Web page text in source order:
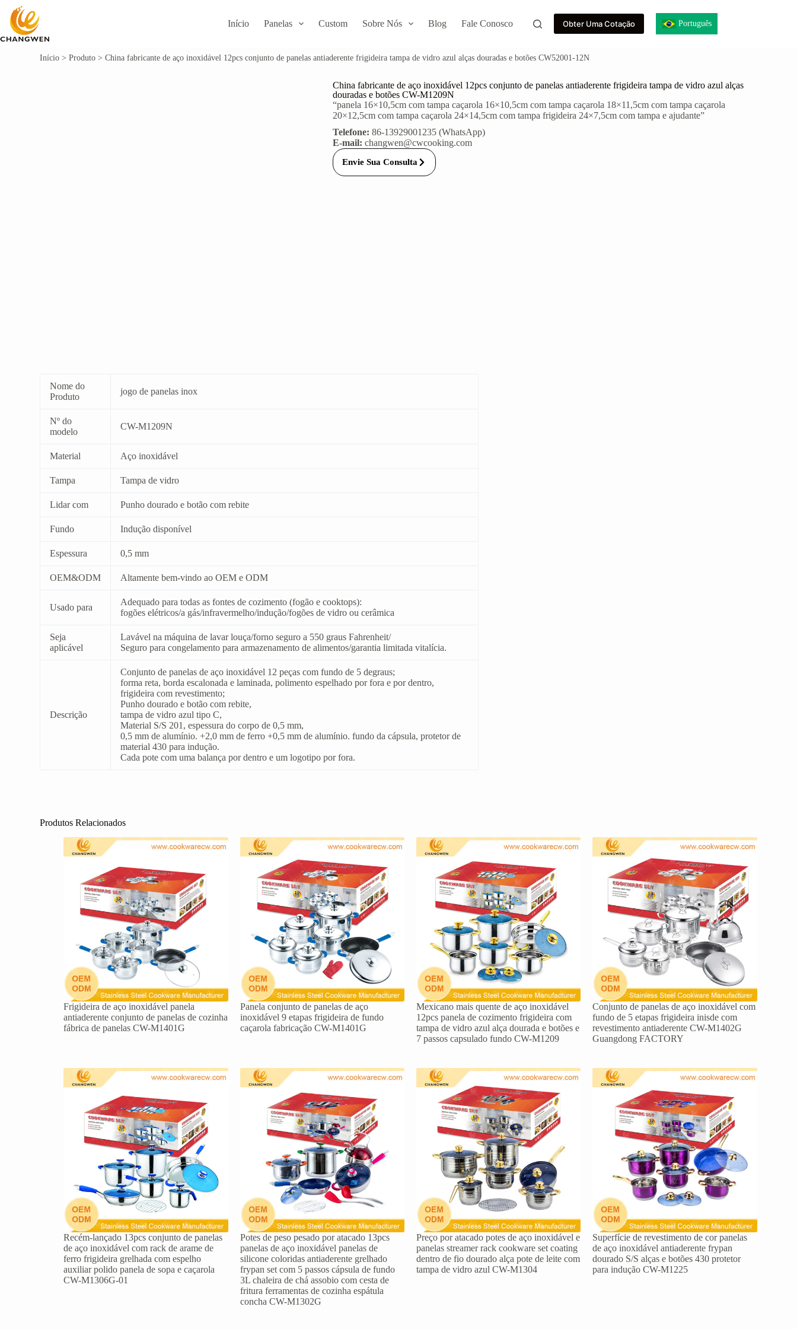
Início Panelas Custom Sobre Nós Blog Fale Conosco Obter Uma Cotação Português
Início >Produto >China fabricante de aço inoxidável 12pcs conjunto de panelas antiaderente frigideira tampa de vidro azul alças douradas e botões CW52001-12N
China fabricante de aço inoxidável 12pcs conjunto de panelas antiaderente frigideira tampa de vidro azul alças
douradas e botões CW-M1209N
“panela 16×10,5cm com tampa caçarola 16×10,5cm com tampa caçarola 18×11,5cm com tampa caçarola
20×12,5cm com tampa caçarola 24×14,5cm com tampa frigideira 24×7,5cm com tampa e ajudante”
Telefone: 86-13929001235 (WhatsApp)
E-mail: changwen@cwcooking.com
Envie Sua Consulta
Nome do
Produto
jogo de panelas inox
Nº do
modelo
CW-M1209N
Material Aço inoxidável
Tampa Tampa de vidro
Lidar com Punho dourado e botão com rebite
Fundo Indução disponível
Espessura 0,5 mm
OEM&ODM Altamente bem-vindo ao OEM e ODM
Usado para
Adequado para todas as fontes de cozimento (fogão e cooktops):
fogões elétricos/a gás/infravermelho/indução/fogões de vidro ou cerâmica
Seja
aplicável
Lavável na máquina de lavar louça/forno seguro a 550 graus Fahrenheit/
Seguro para congelamento para armazenamento de alimentos/garantia limitada vitalícia.
Descrição
Conjunto de panelas de aço inoxidável 12 peças com fundo de 5 degraus;
forma reta, borda escalonada e laminada, polimento espelhado por fora e por dentro,
frigideira com revestimento;
Punho dourado e botão com rebite,
tampa de vidro azul tipo C,
Material S/S 201, espessura do corpo de 0,5 mm,
0,5 mm de alumínio. +2,0 mm de ferro +0,5 mm de alumínio. fundo da cápsula, protetor de
material 430 para indução.
Cada pote com uma balança por dentro e um logotipo por fora.
Produtos Relacionados
Frigideira de aço inoxidável panela
antiaderente conjunto de panelas de cozinha
fábrica de panelas CW-M1401G
Panela conjunto de panelas de aço
inoxidável 9 etapas frigideira de fundo
caçarola fabricação CW-M1401G
Mexicano mais quente de aço inoxidável
12pcs panela de cozimento frigideira com
tampa de vidro azul alça dourada e botões e
7 passos capsulado fundo CW-M1209
Conjunto de panelas de aço inoxidável com
fundo de 5 etapas frigideira inisde com
revestimento antiaderente CW-M1402G
Guangdong FACTORY
Recém-lançado 13pcs conjunto de panelas
de aço inoxidável com rack de arame de
ferro frigideira grelhada com espelho
auxiliar polido panela de sopa e caçarola
CW-M1306G-01
Potes de peso pesado por atacado 13pcs
panelas de aço inoxidável panelas de
silicone coloridas antiaderente grelhado
frypan set com 5 passos cápsula de fundo
3L chaleira de chá assobio com cesta de
fritura ferramentas de cozinha espátula
concha CW-M1302G
Preço por atacado potes de aço inoxidável e
panelas streamer rack cookware set coating
dentro de fio dourado alça pote de leite com
tampa de vidro azul CW-M1304
Superfície de revestimento de cor panelas
de aço inoxidável antiaderente frypan
dourado S/S alças e botões 430 protetor
para indução CW-M1225